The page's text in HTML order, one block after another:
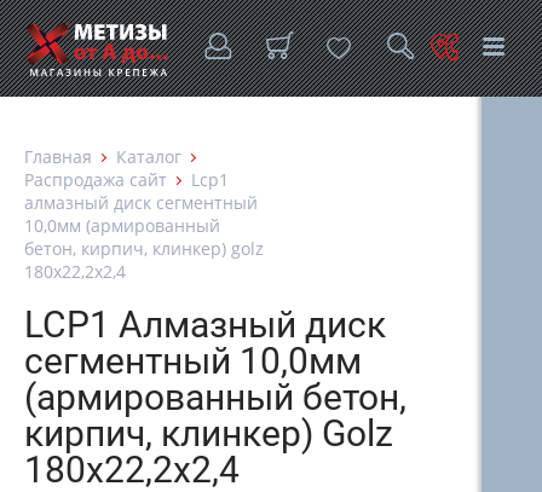
Главная
Каталог
Распродажа сайт
Lcp1
алмазный диск сегментный
10,0мм (армированный
бетон, кирпич, клинкер) golz
180х22,2х2,4
LCP1 Алмазный диск
сегментный 10,0мм
(армированный бетон,
кирпич, клинкер) Golz
180х22,2х2,4